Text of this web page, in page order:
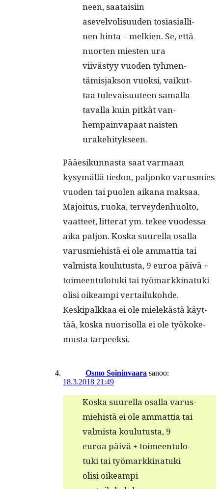
neen, saataisi­in
asevelvolisu­u­den tosi­asialli­
nen hin­ta – melkien. Se, että
nuorten miesten ura
viivästyy vuo­den tyh­men­
tämis­jak­son vuok­si, vaikut­
taa tule­vaisu­u­teen samal­la
taval­la kuin pitkät van­
hempainva­paat nais­ten
urakehitykseen.
Pääe­sikun­nas­ta saat var­maan
kysymäl­lä tiedon, paljonko varus­mies
vuo­den tai puolen aikana mak­saa.
Majoi­tus, ruo­ka, ter­vey­den­huolto,
vaat­teet, lit­ter­at ym. tekee vuodessa
aika paljon. Kos­ka suurel­la osal­la
varus­miehistä ei ole ammat­tia tai
valmista koulu­tus­ta, 9 euroa päivä +
toimeen­tu­lo­tu­ki tai työ­markki­natu­ki
olisi oikeampi ver­tailuko­hde.
Keskipalkkaa ei ole mielekästä käyt­
tää, kos­ka nuorisol­la ei ole työkoke­
mus­ta tarpeeksi.
Osmo Soininvaara sanoo:
18.3.2018 21:49
Kos­ka suurel­la osal­la varus­
miehistä ei ole ammat­tia tai
valmista koulu­tus­ta, 9
euroa päivä + toimeen­tu­lo­
tu­ki tai työ­markki­natu­ki
olisi oikeampi